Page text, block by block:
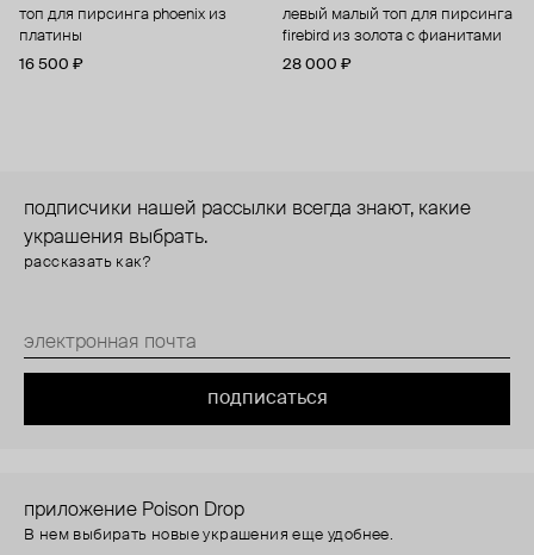
топ для пирсинга phoenix из
платины
16 500 ₽
левый малый топ для пирсинга
firebird из золота с фианитами
28 000 ₽
подписчики нашей рассылки всегда знают, какие
украшения выбрать.
рассказать как?
подписаться
приложение Poison Drop
В нем выбирать новые украшения еще удобнее.